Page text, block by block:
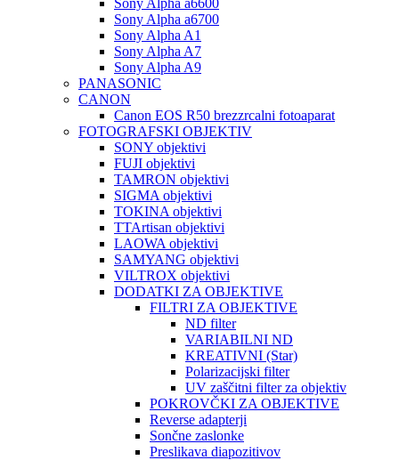
Sony Alpha a6700
Sony Alpha A1
Sony Alpha A7
Sony Alpha A9
PANASONIC
CANON
Canon EOS R50 brezzrcalni fotoaparat
FOTOGRAFSKI OBJEKTIV
SONY objektivi
FUJI objektivi
TAMRON objektivi
SIGMA objektivi
TOKINA objektivi
TTArtisan objektivi
LAOWA objektivi
SAMYANG objektivi
VILTROX objektivi
DODATKI ZA OBJEKTIVE
FILTRI ZA OBJEKTIVE
ND filter
VARIABILNI ND
KREATIVNI (Star)
Polarizacijski filter
UV zaščitni filter za objektiv
POKROVČKI ZA OBJEKTIVE
Reverse adapterji
Sončne zaslonke
Preslikava diapozitivov